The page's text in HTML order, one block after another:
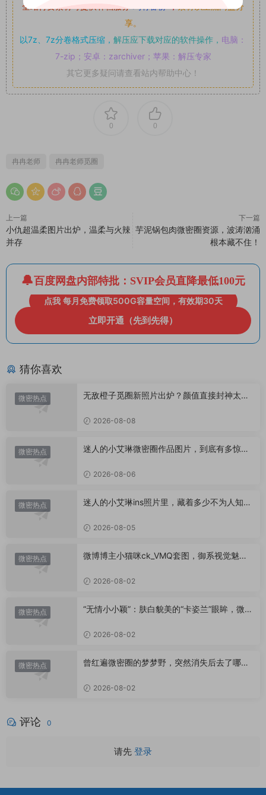
全站付费素材可提供补档服务
素材以主流网盘分
享。
以7z、7z分卷格式压缩， 解压应下载对应的软件操作， 电脑：
7-zip；安卓：zarchiver；苹果：解压专家
其它更多疑问请查看站内帮助中心！
0 0
冉冉老师 冉冉老师觅圈
上一篇
小仇超温柔图片出炉，温柔与火辣
并存
下一篇
芋泥锅包肉微密圈资源，波涛汹涌
根本藏不住！
百度网盘内部特批：SVIP会员直降最低100元
点我 每月免费领取500G容量空间，有效期30天
立即开通（先到先得）
猜你喜欢
微密热点
无敌橙子觅圈新照片出炉？颜值直接封神太惊
2026-08-08
微密热点
迷人的小艾琳微密圈作品图片，到底有多惊
2026-08-06
微密热点
迷人的小艾琳ins照片里，藏着多少不为人知的
2026-08-05
微密热点
微博博主小猫咪ck_VMQ套图，御系视觉魅力
2026-08-02
微密热点
“无情小小颖”：肤白貌美的“卡姿兰”眼眸，微密
2026-08-02
微密热点
曾红遍微密圈的梦梦野，突然消失后去了哪
2026-08-02
评论 0
请先 登录